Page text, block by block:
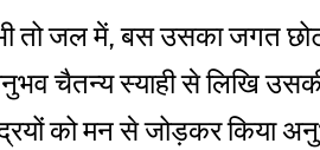
तो जल में, बस उसका जगत
चैतन्य स्याही से लिखि
को मन से जोड़कर